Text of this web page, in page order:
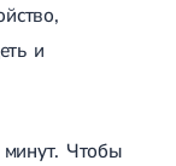
и
Чтобы